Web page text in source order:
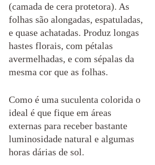
(camada de cera protetora). As
folhas são alongadas, espatuladas,
e quase achatadas. Produz longas
hastes florais, com pétalas
avermelhadas, e com sépalas da
mesma cor que as folhas.
Como é uma suculenta colorida o
ideal é que fique em áreas
externas para receber bastante
luminosidade natural e algumas
horas dárias de sol.